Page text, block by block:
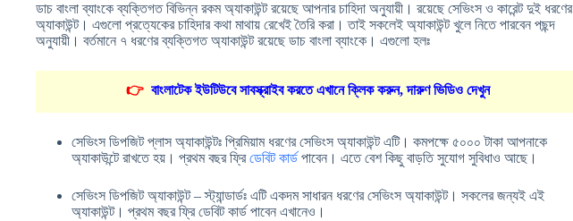
ডাচ বাংলা ব্যাংকে ব্যক্তিগত বিভিন্ন রকম অ্যাকাউন্ট রয়েছে আপনার চাহিদা অনুযায়ী। রয়েছে সেভিংস ও কারেন্ট দুই ধরণের
অ্যাকাউন্ট। এগুলো প্রত্যেকের চাহিদার কথা মাথায় রেখেই তৈরি করা। তাই সকলেই অ্যাকাউন্ট খুলে নিতে পারবেন পছন্দ
অনুযায়ী। বর্তমানে ৭ ধরণের ব্যক্তিগত অ্যাকাউন্ট রয়েছে ডাচ বাংলা ব্যাংকে। এগুলো হলঃ
👉 বাংলাটেক ইউটিউবে সাবস্ক্রাইব করতে এখানে ক্লিক করুন, দারুণ ভিডিও দেখুন
সেভিংস ডিপজিট প্লাস অ্যাকাউন্টঃ প্রিমিয়াম ধরণের সেভিংস অ্যাকাউন্ট এটি। কমপক্ষে ৫০০০ টাকা আপনাকে
অ্যাকাউন্টে রাখতে হয়। প্রথম বছর ফ্রিডেবিট কার্ড পাবেন। এতে বেশ কিছু বাড়তি সুযোগ সুবিধাও আছে।
সেভিংস ডিপজিট অ্যাকাউন্ট – স্ট্যান্ডার্ডঃ এটি একদম সাধারন ধরণের সেভিংস অ্যাকাউন্ট। সকলের জন্যই এই
অ্যাকাউন্ট। প্রথম বছর ফ্রি ডেবিট কার্ড পাবেন এখানেও।